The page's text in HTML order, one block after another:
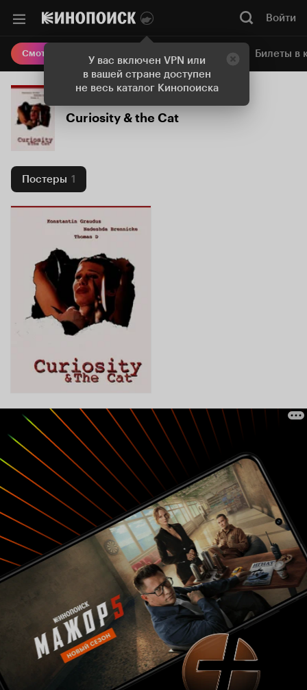
У вас включен VPN или
в вашей стране доступен
не весь каталог Кинопоиска
Войти
Смотреть кино Онлайн-кинотеатр Билеты в
Curiosity & the Cat
Постеры 1